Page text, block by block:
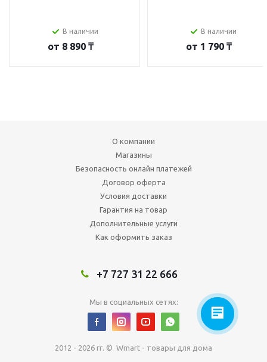
В наличии
от 8 890 ₸
В наличии
от 1 790 ₸
О компании
Магазины
Безопасность онлайн платежей
Договор оферта
Условия доставки
Гарантия на товар
Дополнительные услуги
Как оформить заказ
+7 727 31 22 666
Мы в социальных сетях:
2012 - 2026 гг. © Wmart - товары для дома